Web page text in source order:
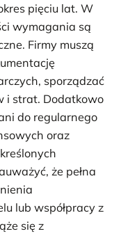
pięciu lat. W
wymagania są
Firmy muszą
sporządzać
i strat. Dodatkowo
do regularnego
oraz
że pełna
lub współpracy z
się z